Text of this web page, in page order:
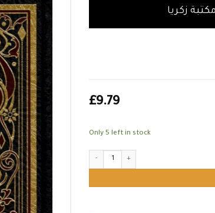
مكتبة زكريا
£9.79
Only 5 left in stock